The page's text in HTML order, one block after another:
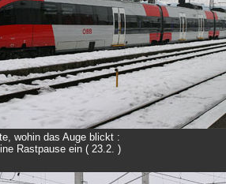
wohin das Auge blickt :
Rastpause ein ( 23.2. )